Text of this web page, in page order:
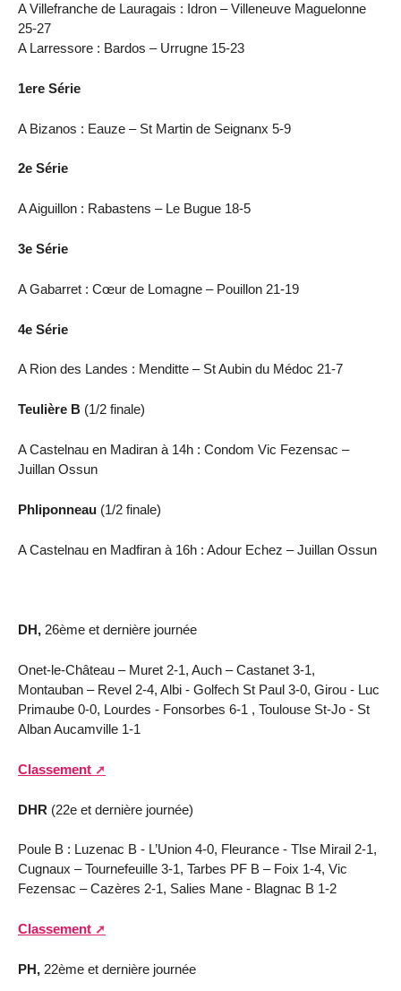
A Villefranche de Lauragais : Idron – Villeneuve Maguelonne
25-27
A Larressore : Bardos – Urrugne 15-23
1ere Série
A Bizanos : Eauze – St Martin de Seignanx 5-9
2e Série
A Aiguillon : Rabastens – Le Bugue 18-5
3e Série
A Gabarret : Cœur de Lomagne – Pouillon 21-19
4e Série
A Rion des Landes : Menditte – St Aubin du Médoc 21-7
Teulière B (1/2 finale)
A Castelnau en Madiran à 14h : Condom Vic Fezensac –
Juillan Ossun
Phliponneau (1/2 finale)
A Castelnau en Madfiran à 16h : Adour Echez – Juillan Ossun
DH, 26ème et dernière journée
Onet-le-Château – Muret 2-1, Auch – Castanet 3-1,
Montauban – Revel 2-4, Albi - Golfech St Paul 3-0, Girou - Luc
Primaube 0-0, Lourdes - Fonsorbes 6-1 , Toulouse St-Jo - St
Alban Aucamville 1-1
Classement
DHR (22e et dernière journée)
Poule B : Luzenac B - L’Union 4-0, Fleurance - Tlse Mirail 2-1,
Cugnaux – Tournefeuille 3-1, Tarbes PF B – Foix 1-4, Vic
Fezensac – Cazères 2-1, Salies Mane - Blagnac B 1-2
Classement
PH, 22ème et dernière journée